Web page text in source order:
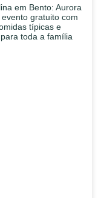
em Bento: Aurora
gratuito com
típicas e
toda a família